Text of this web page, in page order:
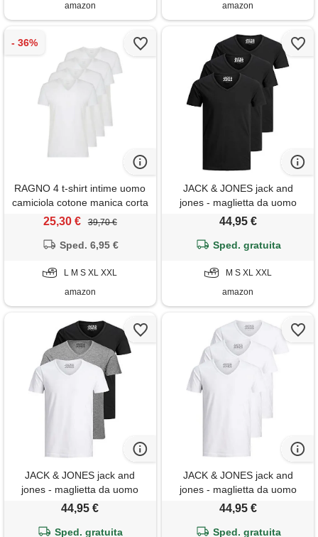
amazon
amazon
RAGNO 4 t-shirt intime uomo
camiciola cotone manica corta
scollov sport art. 601418
7 (bianco, 5)
25,30 € 39,70 €
Sped. 6,95 €
L M S XL XXL
amazon
JACK & JONES jack and
jones - maglietta da uomo
basic con scollo a v,
slim fit, in bianco, nero, blu,
44,95 €
Sped. gratuita
M S XL XXL
amazon
JACK & JONES jack and
jones - maglietta da uomo
basic con scollo a v,
slim fit, in bianco, nero, blu,
44,95 €
Sped. gratuita
JACK & JONES jack and
jones - maglietta da uomo
basic con scollo a v,
slim fit, in bianco, nero, blu,
44,95 €
Sped. gratuita